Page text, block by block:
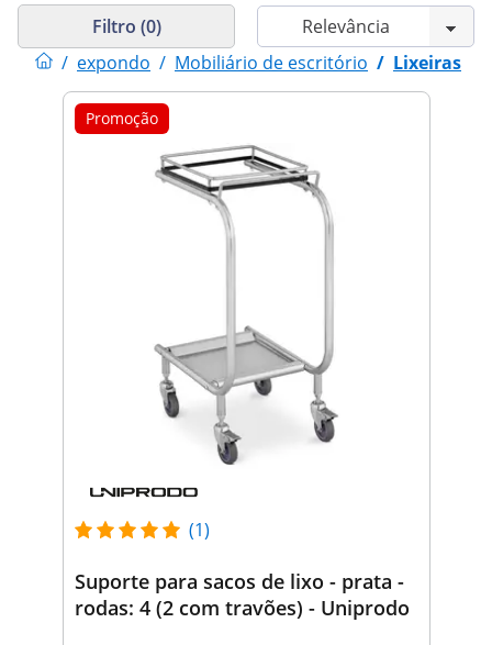
/ expondo / Mobiliário de escritório / Lixeiras
Filtro (0)
Promoção
(1)
Suporte para sacos de lixo - prata -
rodas: 4 (2 com travões) - Uniprodo